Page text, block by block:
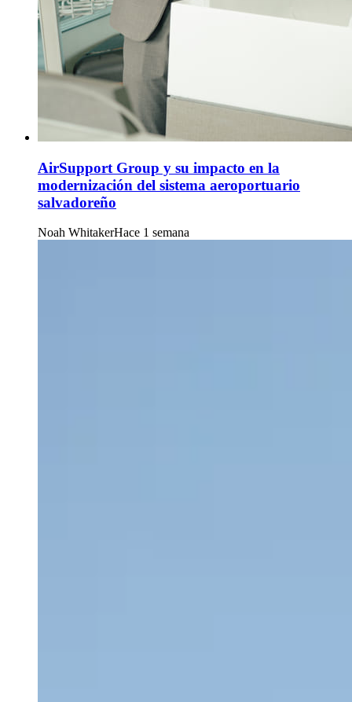
AirSupport Group y su impacto en la
modernización del sistema aeroportuario
salvadoreño
Noah WhitakerHace 1 semana